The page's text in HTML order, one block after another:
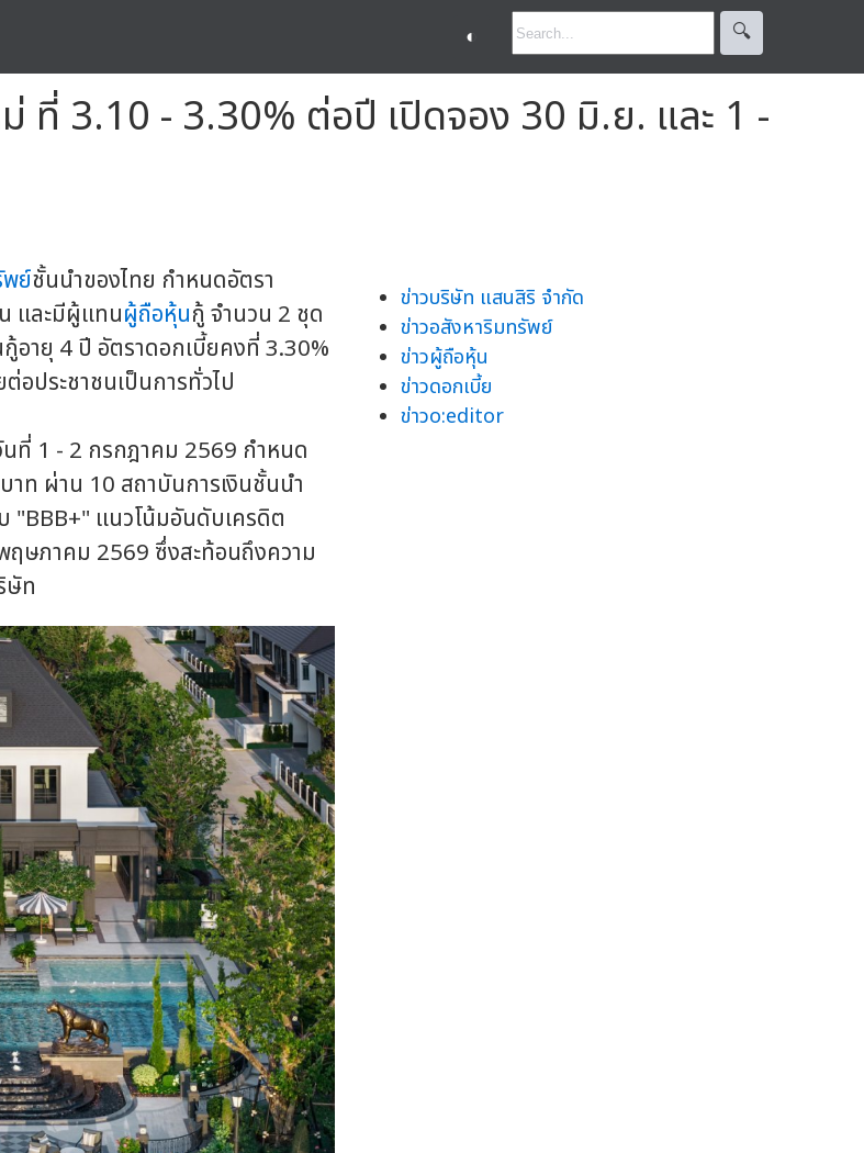
◐ 🔍︎
ที่ 3.10 - 3.30% ต่อปี เปิดจอง 30 มิ.ย. และ 1 -
ย์ชั้นนำของไทย กำหนดอัตรา
และมีผู้แทนผู้ถือหุ้นกู้ จำนวน 2 ชุด
อายุ 4 ปี อัตราดอกเบี้ยคงที่ 3.30%
อประชาชนเป็นการทั่วไป
นที่ 1 - 2 กรกฎาคม 2569 กำหนด
ท ผ่าน 10 สถาบันการเงินชั้นนำ
"BBB+" แนวโน้มอันดับเครดิต
ษภาคม 2569 ซึ่งสะท้อนถึงความ
ษัท
ข่าวบริษัท แสนสิริ จำกัด
ข่าวอสังหาริมทรัพย์
ข่าวผู้ถือหุ้น
ข่าวดอกเบี้ย
ข่าวo:editor